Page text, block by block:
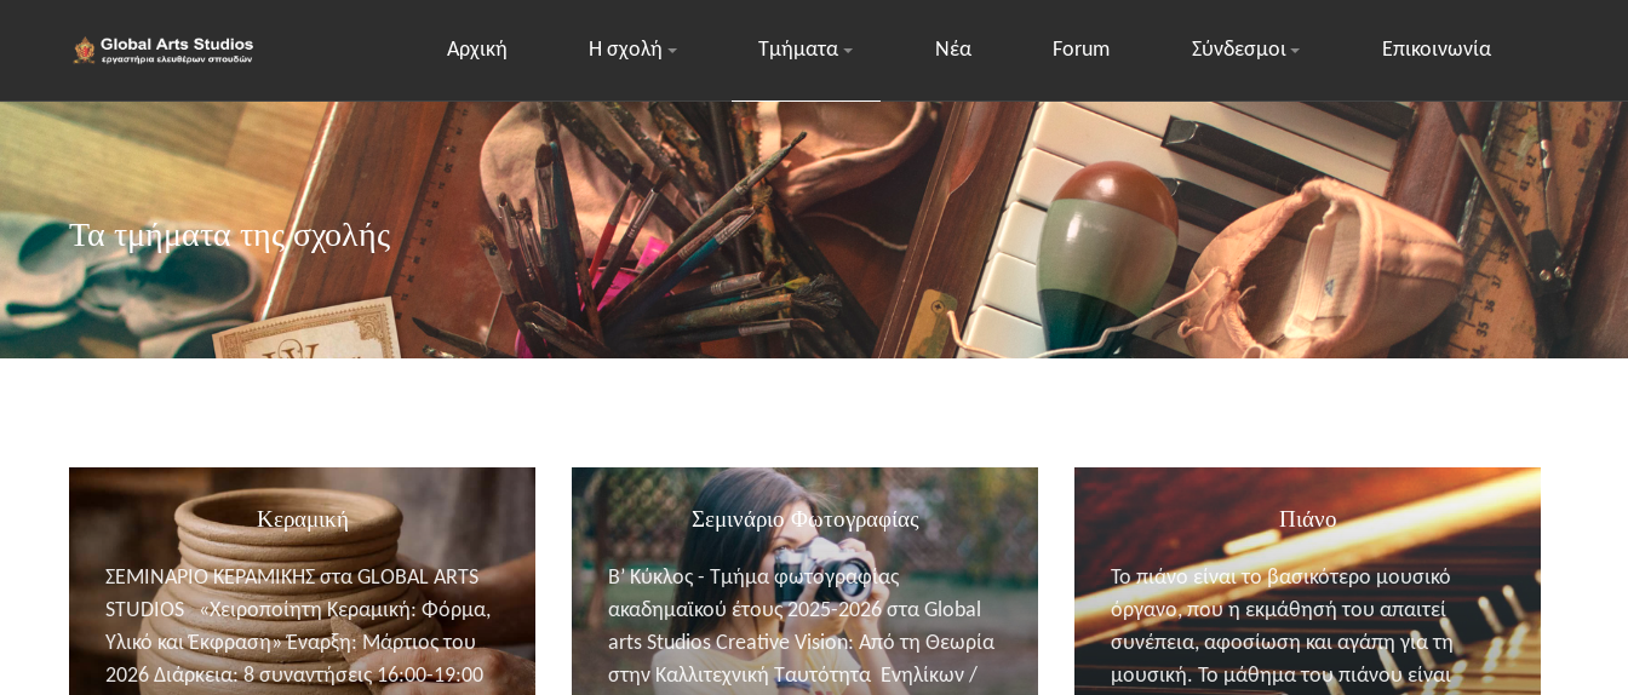
Αρχική Η σχολή Τμήματα Νέα Forum Σύνδεσμοι Επικοινωνία
Τα τμήματα της σχολής
Κεραμική
ΣΕΜΙΝΑΡΙΟ ΚΕΡΑΜΙΚΗΣ στα GLOBAL ARTS
STUDIOS «Χειροποίητη Κεραμική: Φόρμα,
Υλικό και Έκφραση» Έναρξη: Μάρτιος του
2026 Διάρκεια: 8 συναντήσεις 16:00-19:00
Σεμινάριο Φωτογραφίας
Β’ Κύκλος - Τμήμα φωτογραφίας
ακαδημαϊκού έτους 2025-2026 στα Global
arts Studios Creative Vision: Από τη Θεωρία
στην Καλλιτεχνική Ταυτότητα Ενηλίκων /
Πιάνο
Το πιάνο είναι το βασικότερο μουσικό
όργανο, που η εκμάθησή του απαιτεί
συνέπεια, αφοσίωση και αγάπη για τη
μουσική. Το μάθημα του πιάνου είναι